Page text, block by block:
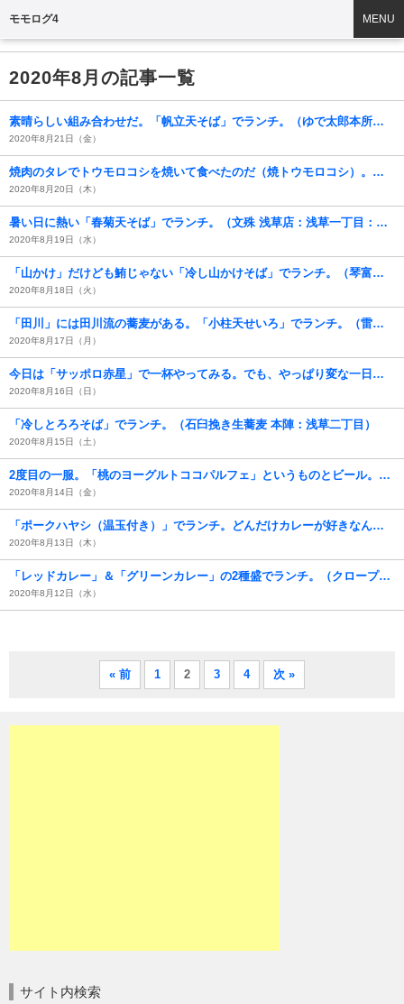
モモログ4 MENU
2020年8月の記事一覧
素晴らしい組み合わせだ。「帆立天そば」でランチ。（ゆで太郎本所吾妻橋店：墨田区吾妻橋3丁目）
2020年8月21日（金）
焼肉のタレでトウモロコシを焼いて食べたのだ（焼トウモロコシ）。（馬渕さんからの夏の贈与）
2020年8月20日（木）
暑い日に熱い「春菊天そば」でランチ。（文殊 浅草店：浅草一丁目：浅草地下街）
2020年8月19日（水）
「山かけ」だけども鮪じゃない「冷し山かけそば」でランチ。（琴富貴：墨田区吾妻橋1）
2020年8月18日（火）
「田川」には田川流の蕎麦がある。「小柱天せいろ」でランチ。（雷門 田川：浅草一丁目）
2020年8月17日（月）
今日は「サッポロ赤星」で一杯やってみる。でも、やっぱり変な一日だった。（餃子の王さま：浅草一丁目）
2020年8月16日（日）
「冷しとろろそば」でランチ。（石臼挽き生蕎麦 本陣：浅草二丁目）
2020年8月15日（土）
2度目の一服。「桃のヨーグルトココパルフェ」というものとビール。（デニーズ浅草国際通店：浅草一丁目）
2020年8月14日（金）
「ポークハヤシ（温玉付き）」でランチ。どんだけカレーが好きなんだ。（墨田区役所 食堂：墨田区吾妻橋1丁目：墨田区役所1F）
2020年8月13日（木）
「レッドカレー」＆「グリーンカレー」の2種盛でランチ。（クロープクルア：浅草一丁目）
2020年8月12日（水）
« 前 1 2 3 4 次 »
サイト内検索